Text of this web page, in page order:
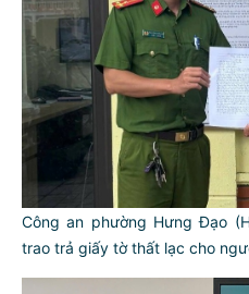
Công an phường Hưng Đạo
trao trả giấy tờ thất lạc cho